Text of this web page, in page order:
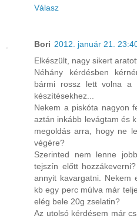
Válasz
Bori 2012. január 21.
Elkészült, nagy sikert
Néhány kérdésben
bármi rossz lett volna a
készítésekhez...
Nekem a piskóta nagyon
aztán inkább levágtam és
megoldás arra, hogy ne
végére?
Szerinted nem lenne
tejszín előtt
annyit kavargatni. Nekem
kb egy perc múlva már
elég bele 20g zselatin?
Az utolsó kérdésem már